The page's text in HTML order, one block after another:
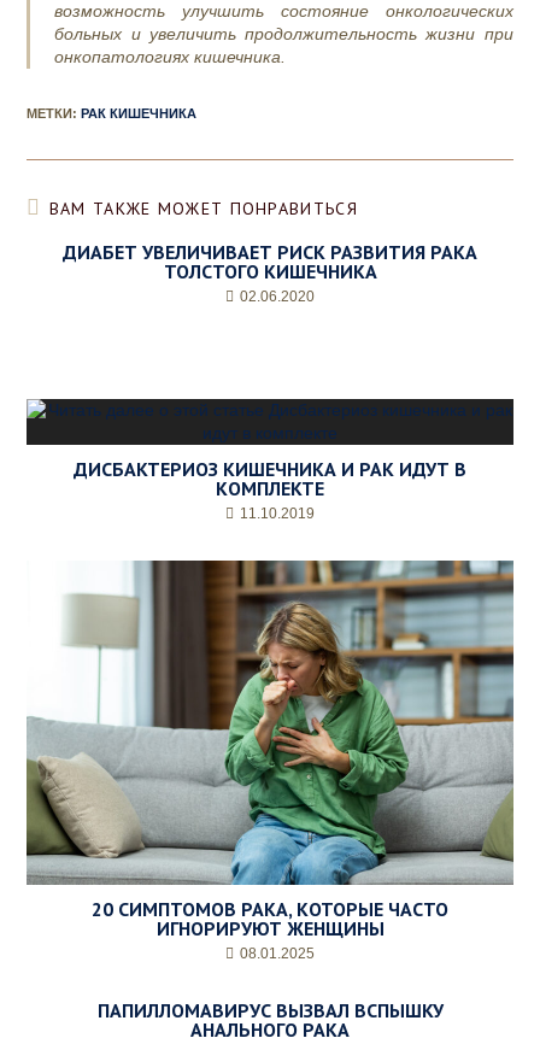
возможность улучшить состояние онкологических
больных и увеличить продолжительность жизни при
онкопатологиях кишечника.
МЕТКИ:РАК КИШЕЧНИКА
ВАМ ТАКЖЕ МОЖЕТ ПОНРАВИТЬСЯ
ДИАБЕТ УВЕЛИЧИВАЕТ РИСК РАЗВИТИЯ РАКА
ТОЛСТОГО КИШЕЧНИКА
02.06.2020
ДИСБАКТЕРИОЗ КИШЕЧНИКА И РАК ИДУТ В
КОМПЛЕКТЕ
11.10.2019
20 СИМПТОМОВ РАКА, КОТОРЫЕ ЧАСТО
ИГНОРИРУЮТ ЖЕНЩИНЫ
08.01.2025
ПАПИЛЛОМАВИРУС ВЫЗВАЛ ВСПЫШКУ
АНАЛЬНОГО РАКА